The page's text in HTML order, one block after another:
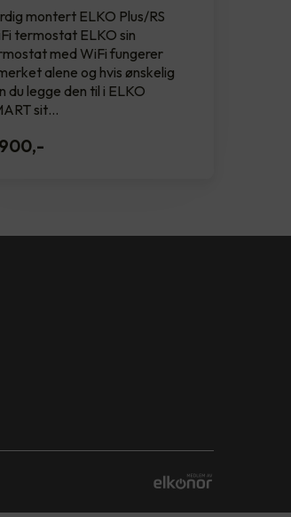
montert ELKO Plus/RS
termostat ELKO sin
med WiFi fungerer
alene og hvis ønskelig
du legge den til i ELKO
sit…
,-